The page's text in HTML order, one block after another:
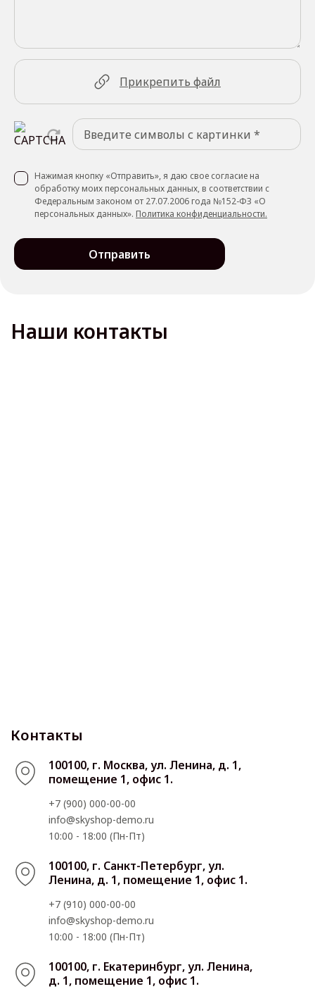
Прикрепить файл
Нажимая кнопку «Отправить», я даю свое согласие на
обработку моих персональных данных, в соответствии с
Федеральным законом от 27.07.2006 года №152-ФЗ «О
персональных данных». Политика конфиденциальности.
Отправить
Наши контакты
Контакты
100100, г. Москва, ул. Ленина, д. 1,
помещение 1, офис 1.
+7 (900) 000-00-00
info@skyshop-demo.ru
10:00 - 18:00 (Пн-Пт)
100100, г. Санкт-Петербург, ул.
Ленина, д. 1, помещение 1, офис 1.
+7 (910) 000-00-00
info@skyshop-demo.ru
10:00 - 18:00 (Пн-Пт)
100100, г. Екатеринбург, ул. Ленина,
д. 1, помещение 1, офис 1.